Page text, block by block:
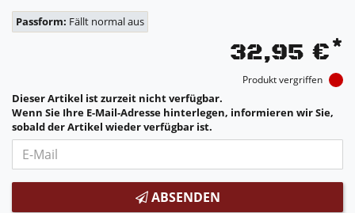
Passform: Fällt normal aus
32,95 €*
Produkt vergriffen
Dieser Artikel ist zurzeit nicht verfügbar.
Wenn Sie Ihre E-Mail-Adresse hinterlegen, informieren wir Sie,
sobald der Artikel wieder verfügbar ist.
ABSENDEN